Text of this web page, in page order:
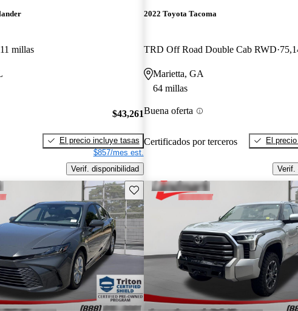
millas
$43,261
El precio incluye tasas
$857/mes est.
Verif. disponibilidad
2022 Toyota Tacoma
TRD Off Road Double Cab RWD
Marietta, GA
64 millas
Buena oferta
Certificados por terceros
El
Verif.
Guarda este Aviso